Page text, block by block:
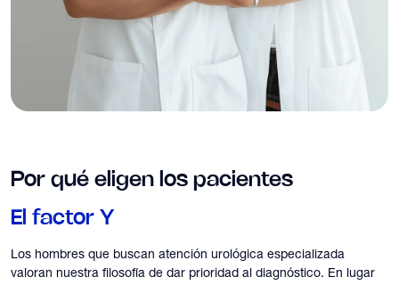
Por qué eligen los pacientes
El factor Y
Los hombres que buscan atención urológica especializada
valoran nuestra filosofía de dar prioridad al diagnóstico. En lugar